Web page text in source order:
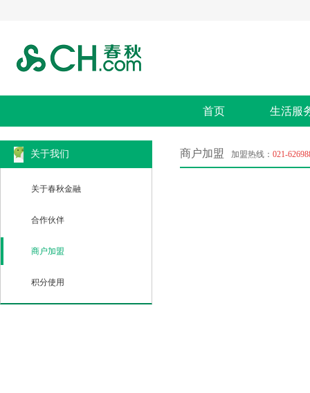
首页 生活服
关于我们
关于春秋金融
合作伙伴
商户加盟
积分使用
商户加盟 加盟热线： 021-